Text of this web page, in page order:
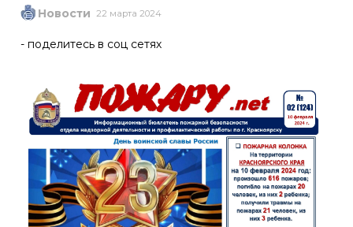
Новости 22 марта 2024
- поделитесь в соц сетях